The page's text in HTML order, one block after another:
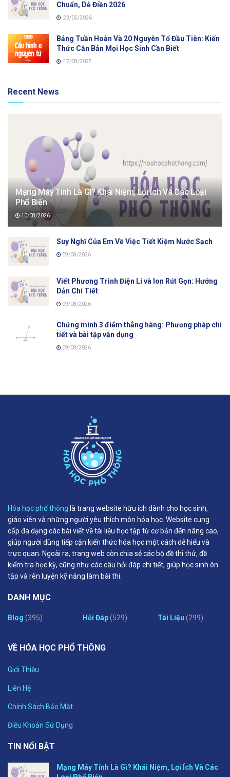
Chuẩn, Dễ Điền 2026
23/05/2026
Bảng Tuần Hoàn Và 20 Nguyên Tố Đầu Tiên: Kiến
Thức Căn Bản Mọi Học Sinh Cần Biết
17/08/2025
Recent News
Mạng Máy Tính Là Gì? Khái Niệm, Lợi Ích Và Các Loại
Phổ Biến
10/08/2026
Suy Nghĩ Của Em Về Việc Tiết Kiệm Nước Sạch
09/08/2026
Viết Phương Trình Điện Li và Ion Rút Gọn: Hướng
Dẫn Chi Tiết
09/08/2026
Chứng minh 3 điểm thẳng hàng: Phương pháp chi
tiết và bài tập vận dụng
09/08/2026
Hóa học phổ thông là trang website hữu ích dành cho học sinh,
giáo viên và những người yêu thích môn hóa học. Website cung
cấp đa dạng các bài viết về tài liệu học tập từ cơ bản đến nâng cao,
giúp người dùng tiếp cận kiến thức hóa học một cách dễ hiểu và
trực quan. Ngoài ra, trang web còn chia sẻ các bộ đề thi thử, đề
kiểm tra học kỳ, cũng như các câu hỏi đáp chi tiết, giúp học sinh ôn
tập và rèn luyện kỹ năng làm bài thi.
DANH MỤC
Blog (395) Hỏi Đáp(529) Tài Liệu (299)
VỀ HÓA HỌC PHỔ THÔNG
Giới Thiệu
Liên Hệ
Chính Sách Bảo Mật
Điều Khoản Sử Dụng
TIN NỔI BẬT
Mạng Máy Tính Là Gì? Khái Niệm, Lợi Ích Và Các